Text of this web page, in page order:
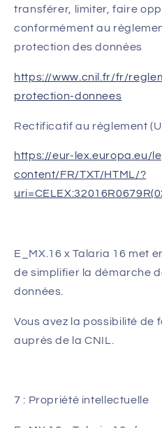
transférer, limiter, faire
conformément au
protection des données
https://www.cnil.fr/fr/
protection-donnees
Rectificatif au règlement
https://eur-lex.europa.eu/
content/FR/TXT/HTML/?
E_MX.16 x Talaria 16 met
de simplifier la démarche
données.
Vous avez la possibilité de
auprès de la CNIL.
7 : Propriété intellectuelle